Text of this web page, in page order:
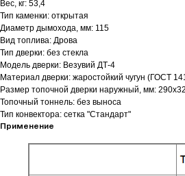
Вес, кг: 53,4
Тип каменки: открытая
Диаметр дымохода, мм: 115
Вид топлива: Дрова
Тип дверки: без стекла
Модель дверки: Везувий ДТ-4
Материал дверки: жаростойкий чугун (ГОСТ
Размер топочной дверки наружный, мм:
Топочный тоннель: без выноса
Тип конвектора: cетка "Стандарт"
Применение